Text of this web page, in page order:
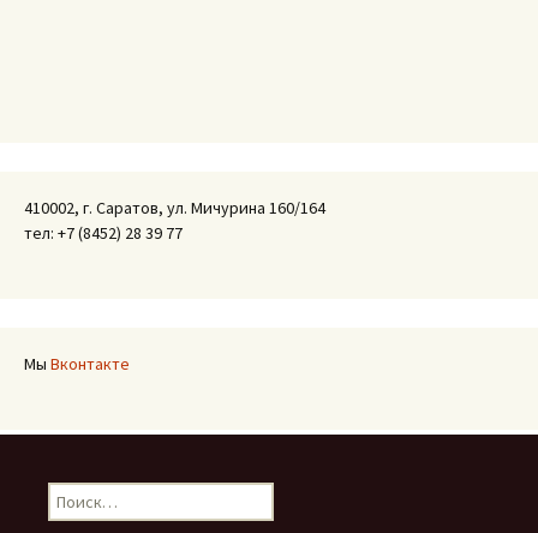
410002, г. Саратов, ул. Мичурина 160/164
тел: +7 (8452) 28 39 77
Мы Вконтакте
Найти: